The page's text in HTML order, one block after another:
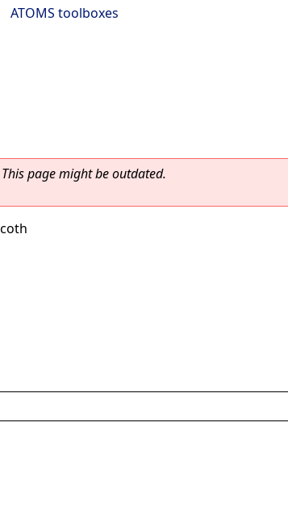
ATOMS toolboxes
page might be outdated.